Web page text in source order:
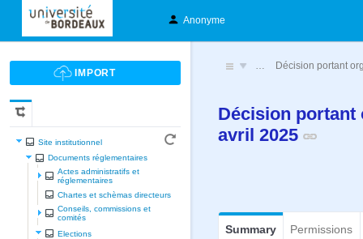
Anonyme
Site institutionnel
Documents réglementaires
Actes administratifs et
réglementaires
Chartes et schèmas directeurs
Conseils, commissions et
comités
Elections
… Décision portant
Décision portant
avril 2025
Summary Permissions